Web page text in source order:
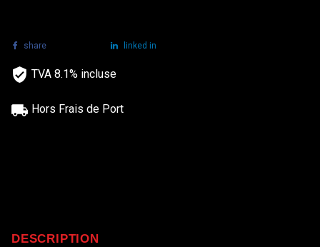
share linked in
TVA 8.1% incluse
Hors Frais de Port
DESCRIPTION